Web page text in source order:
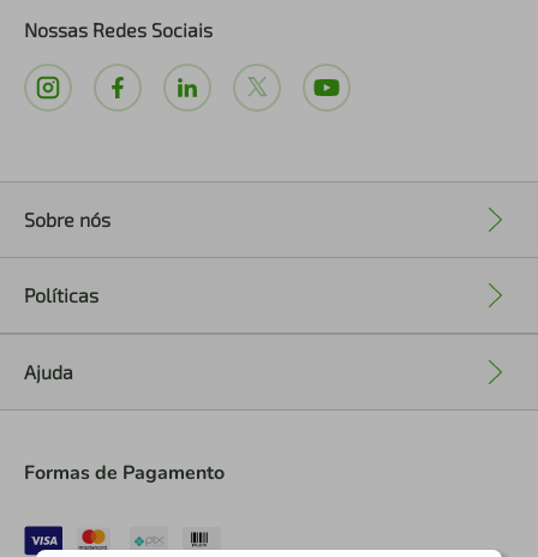
Nossas Redes Sociais
Sobre nós
Políticas
Ajuda
Formas de Pagamento